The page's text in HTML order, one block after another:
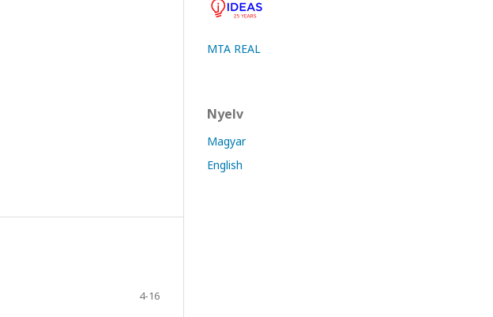
4-16
MTA REAL
Nyelv
Magyar
English